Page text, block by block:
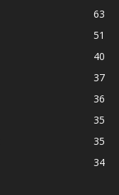
63
51
40
37
36
35
35
34